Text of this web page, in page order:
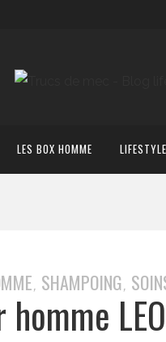
LES BOX HOMME LIFESTYLE
, SHAMPOING,